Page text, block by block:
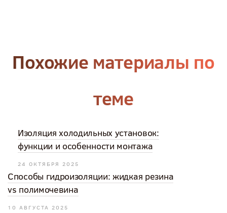
Похожие материалы по
теме
Изоляция холодильных установок:
функции и особенности монтажа
24 ОКТЯБРЯ 2025
Способы гидроизоляции: жидкая резина
vs полимочевина
10 АВГУСТА 2025